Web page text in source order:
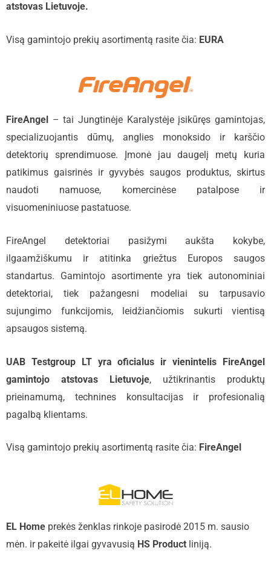
atstovas Lietuvoje.
Visą gamintojo prekių asortimentą rasite čia: EURA
FireAngel
– tai Jungtinėje Karalystėje įsikūręs gamintojas,
specializuojantis dūmų, anglies monoksido ir karščio
detektorių sprendimuose. Įmonė jau daugelį metų kuria
patikimus gaisrinės ir gyvybės saugos produktus, skirtus
naudoti namuose, komercinėse patalpose ir
visuomeniniuose pastatuose.
FireAngel detektoriai pasižymi aukšta kokybe,
ilgaamžiškumu ir atitinka griežtus Europos saugos
standartus. Gamintojo asortimente yra tiek autonominiai
detektoriai, tiek pažangesni modeliai su tarpusavio
sujungimo funkcijomis, leidžiančiomis sukurti vientisą
apsaugos sistemą.
UAB Testgroup LT yra oficialus ir vienintelis FireAngel
gamintojo atstovas Lietuvoje, užtikrinantis produktų
prieinamumą, technines konsultacijas ir profesionalią
pagalbą klientams.
Visą gamintojo prekių asortimentą rasite čia: FireAngel
EL Home prekės ženklas rinkoje pasirodė 2015 m. sausio
mėn. ir pakeitė ilgai gyvavusią HS Product liniją.